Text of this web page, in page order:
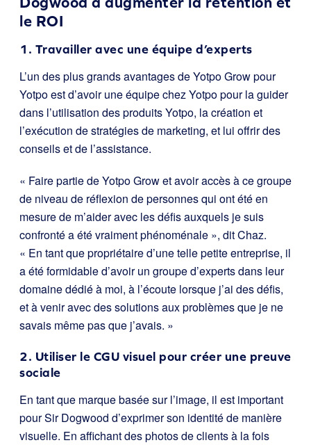
le ROI
1. Travailler avec une équipe d’experts
L’un des plus grands avantages de Yotpo Grow pour
Yotpo est d’avoir une équipe chez Yotpo pour la guider
dans l’utilisation des produits Yotpo, la création et
l’exécution de stratégies de marketing, et lui offrir des
conseils et de l’assistance.
« Faire partie de Yotpo Grow et avoir accès à ce groupe
de niveau de réflexion de personnes qui ont été en
mesure de m’aider avec les défis auxquels je suis
confronté a été vraiment phénoménale », dit Chaz.
« En tant que propriétaire d’une telle petite entreprise, il
a été formidable d’avoir un groupe d’experts dans leur
domaine dédié à moi, à l’écoute lorsque j’ai des défis,
et à venir avec des solutions aux problèmes que je ne
savais même pas que j’avais. »
2. Utiliser le CGU visuel pour créer une preuve
sociale
En tant que marque basée sur l’image, il est important
pour Sir Dogwood d’exprimer son identité de manière
visuelle. En affichant des photos de clients à la fois